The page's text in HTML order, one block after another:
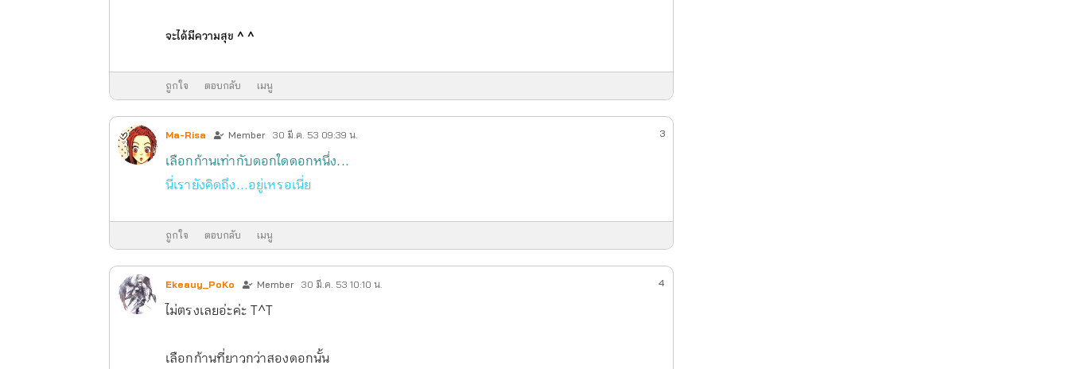
จะได้มีความสุข ^ ^
ถูกใจ ตอบกลับ เมนู
Ma-Risa Member 30 มี.ค. 53 09:39 น. 3
เลือกก้านเท่ากับดอกใดดอกหนึ่ง...
นี่เรายังคิดถึง...อยู่เหรอเนี่ย
ถูกใจ ตอบกลับ เมนู
Ekeauy_PoKo Member 30 มี.ค. 53 10:10 น. 4
ไม่ตรงเลยอ่ะค่ะ T^T
เลือกก้านที่ยาวกว่าสองดอกนั้น